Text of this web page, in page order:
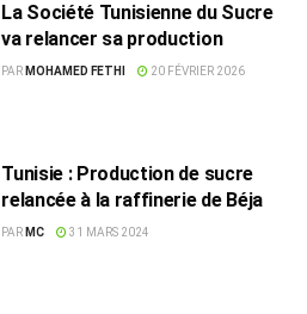
La Société Tunisienne du Sucre
va relancer sa production
PAR MOHAMED FETHI 20 FÉVRIER 2026
Tunisie : Production de sucre
relancée à la raffinerie de Béja
PAR MC 31 MARS 2024